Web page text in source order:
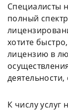
Специалисты
полный
хотите
лицензию в
К числу услуг